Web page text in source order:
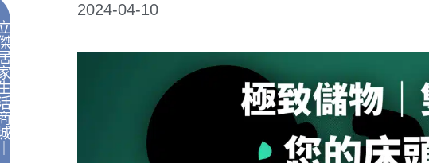
2024-04-10